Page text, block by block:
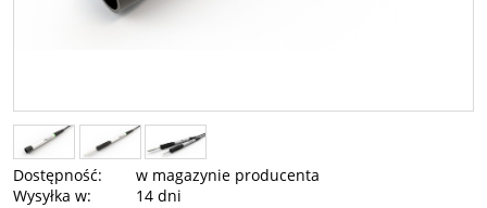
Dostępność:
w magazynie producenta
Wysyłka w:
14 dni